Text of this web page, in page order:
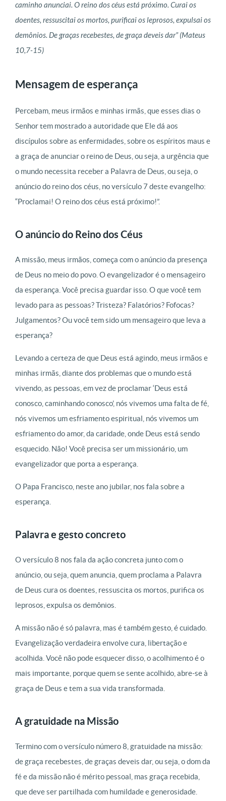
caminho anunciai. O reino dos céus está próximo. Curai os
doentes, ressuscitai os mortos, purificai os leprosos, expulsai os
demônios. De graças recebestes, de graça deveis dar” (Mateus
10,7-15)
Mensagem de esperança
Percebam, meus irmãos e minhas irmãs, que esses dias o
Senhor tem mostrado a autoridade que Ele dá aos
discípulos sobre as enfermidades, sobre os espíritos maus e
a graça de anunciar o reino de Deus, ou seja, a urgência que
o mundo necessita receber a Palavra de Deus, ou seja, o
anúncio do reino dos céus, no versículo 7 deste evangelho:
“Proclamai! O reino dos céus está próximo!”.
O anúncio do Reino dos Céus
A missão, meus irmãos, começa com o anúncio da presença
de Deus no meio do povo. O evangelizador é o mensageiro
da esperança. Você precisa guardar isso. O que você tem
levado para as pessoas? Tristeza? Falatórios? Fofocas?
Julgamentos? Ou você tem sido um mensageiro que leva a
esperança?
Levando a certeza de que Deus está agindo, meus irmãos e
minhas irmãs, diante dos problemas que o mundo está
vivendo, as pessoas, em vez de proclamar ‘Deus está
conosco, caminhando conosco’, nós vivemos uma falta de fé,
nós vivemos um esfriamento espiritual, nós vivemos um
esfriamento do amor, da caridade, onde Deus está sendo
esquecido. Não! Você precisa ser um missionário, um
evangelizador que porta a esperança.
O Papa Francisco, neste ano jubilar, nos fala sobre a
esperança.
Palavra e gesto concreto
O versículo 8 nos fala da ação concreta junto com o
anúncio, ou seja, quem anuncia, quem proclama a Palavra
de Deus cura os doentes, ressuscita os mortos, purifica os
leprosos, expulsa os demônios.
A missão não é só palavra, mas é também gesto, é cuidado.
Evangelização verdadeira envolve cura, libertação e
acolhida. Você não pode esquecer disso, o acolhimento é o
mais importante, porque quem se sente acolhido, abre-se à
graça de Deus e tem a sua vida transformada.
A gratuidade na Missão
Termino com o versículo número 8, gratuidade na missão:
de graça recebestes, de graças deveis dar, ou seja, o dom da
fé e da missão não é mérito pessoal, mas graça recebida,
que deve ser partilhada com humildade e generosidade.